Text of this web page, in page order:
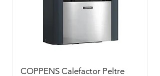
COPPENS Calefactor Peltre